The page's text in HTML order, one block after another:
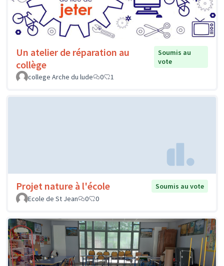
Un atelier de réparation au
collège
Soumis au
vote
college Arche du lude
0 1
Projet nature à l'école
Soumis au vote
Ecole de St Jean
0 0